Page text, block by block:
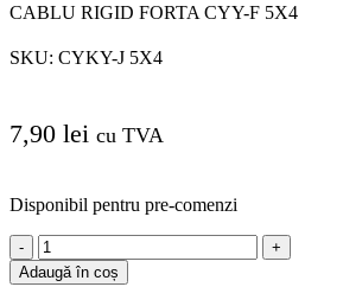
CABLU RIGID FORTA CYY-F 5X4
SKU: CYKY-J 5X4
7,90 lei cu TVA
Disponibil pentru pre-comenzi
Cantitate
Cablu
rigid
Adaugă în coș